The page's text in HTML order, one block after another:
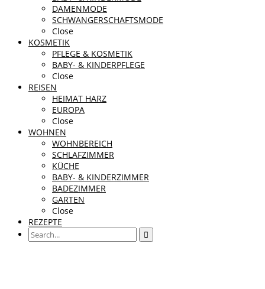
DAMENMODE
SCHWANGERSCHAFTSMODE
Close
KOSMETIK
PFLEGE & KOSMETIK
BABY- & KINDERPFLEGE
Close
REISEN
HEIMAT HARZ
EUROPA
Close
WOHNEN
WOHNBEREICH
SCHLAFZIMMER
KÜCHE
BABY- & KINDERZIMMER
BADEZIMMER
GARTEN
Close
REZEPTE